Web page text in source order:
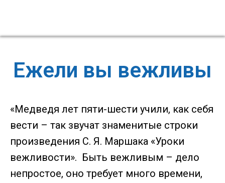
Ежели вы вежливы
«Медведя лет пяти-шести учили, как себя
вести – так звучат знаменитые строки
произведения С. Я. Маршака «Уроки
вежливости». Быть вежливым – дело
непростое, оно требует много времени,